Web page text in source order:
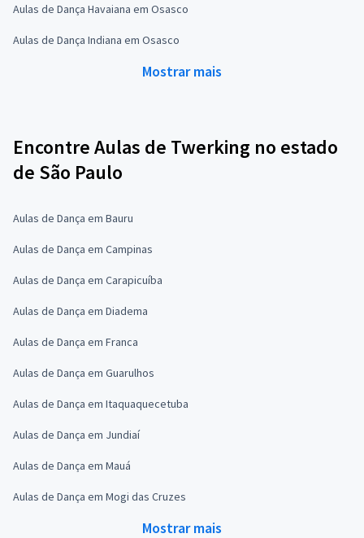
Aulas de Dança Havaiana em Osasco
Aulas de Dança Indiana em Osasco
Mostrar mais
Encontre Aulas de Twerking no estado
de São Paulo
Aulas de Dança em Bauru
Aulas de Dança em Campinas
Aulas de Dança em Carapicuíba
Aulas de Dança em Diadema
Aulas de Dança em Franca
Aulas de Dança em Guarulhos
Aulas de Dança em Itaquaquecetuba
Aulas de Dança em Jundiaí
Aulas de Dança em Mauá
Aulas de Dança em Mogi das Cruzes
Mostrar mais